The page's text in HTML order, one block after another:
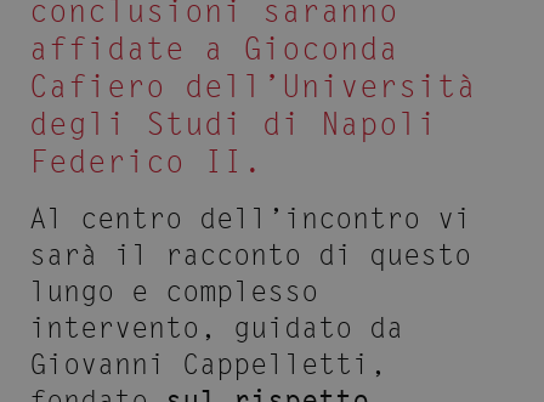
conclusioni saranno
affidate a Gioconda
Cafiero dell’Università
degli Studi di Napoli
Federico II.
Al centro dell’incontro vi
sarà il racconto di questo
lungo e complesso
intervento, guidato da
Giovanni Cappelletti,